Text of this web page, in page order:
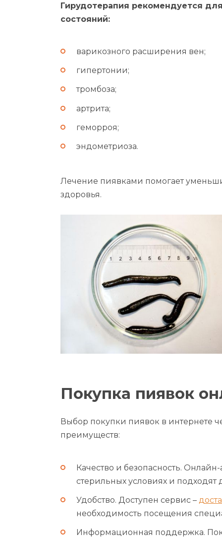
Гирудотерапия рекомендуется
состояний:
варикозного расширения вен;
гипертонии;
тромбоза;
артрита;
геморроя;
эндометриоза.
Лечение пиявками помогает
здоровья.
Покупка пиявок
Выбор покупки пиявок в интернете
преимуществ:
Качество и безопасность.
стерильных условиях и
Удобство. Доступен сервис –
необходимость посещения
Информационная поддержка.